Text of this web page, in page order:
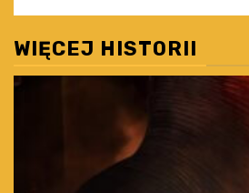
WIĘCEJ HISTORII